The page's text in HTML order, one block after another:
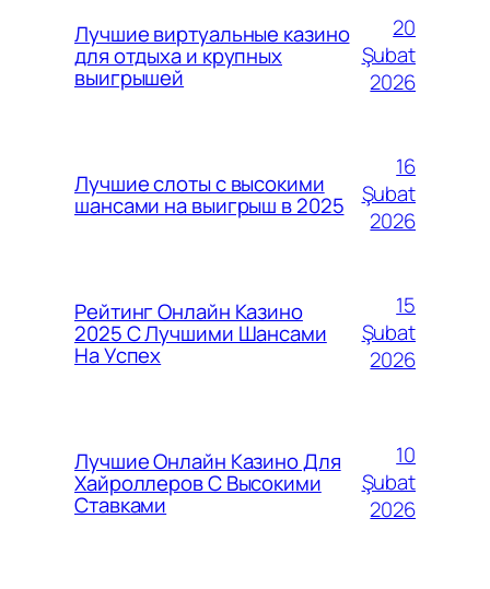
Лучшие виртуальные казино
для отдыха и крупных
выигрышей
20
Şubat
2026
Лучшие слоты с высокими
шансами на выигрыш в 2025
16
Şubat
2026
Рейтинг Онлайн Казино
2025 С Лучшими Шансами
На Успех
15
Şubat
2026
Лучшие Онлайн Казино Для
Хайроллеров С Высокими
Ставками
10
Şubat
2026